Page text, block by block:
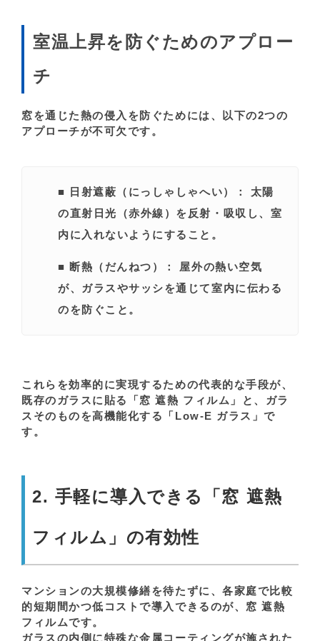
室温上昇を防ぐためのアプロー
チ
窓を通じた熱の侵入を防ぐためには、以下の2つの
アプローチが不可欠です。
■ 日射遮蔽（にっしゃしゃへい）：
太陽
の直射日光（赤外線）を反射・吸収し、室
内に入れないようにすること。
■ 断熱（だんねつ）：
屋外の熱い空気
が、ガラスやサッシを通じて室内に伝わる
のを防ぐこと。
これらを効率的に実現するための代表的な手段が、
既存のガラスに貼る「窓 遮熱 フィルム」と、ガラ
スそのものを高機能化する「Low-E ガラス」で
す。
2. 手軽に導入できる「窓 遮熱
フィルム」の有効性
マンションの大規模修繕を待たずに、各家庭で比較
的短期間かつ低コストで導入できるのが、窓 遮熱
フィルムです。
ガラスの内側に特殊な金属コーティングが施された